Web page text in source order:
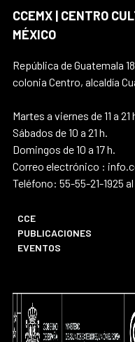
CCEMX | CENTRO
MÉXICO
República de Guatemala
colonia Centro, alcaldía
Martes a viernes de 11 a 21
Sábados de 10 a 21 h.
Domingos de 10 a 17 h.
Correo electrónico :
Teléfono: 55-55-21-1925 al
CCE
PUBLICACIONES
EVENTOS